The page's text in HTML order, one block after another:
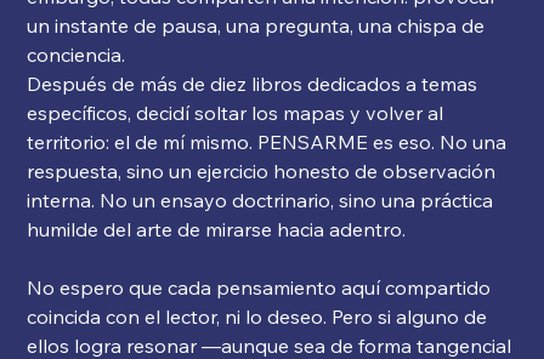
un instante de pausa, una pregunta, una chispa de
conciencia.
Después de más de diez libros dedicados a temas
específicos, decidí soltar los mapas y volver al
territorio: el de mí mismo. PENSARME es eso. No una
respuesta, sino un ejercicio honesto de observación
interna. No un ensayo doctrinario, sino una práctica
humilde del arte de mirarse hacia adentro.
No espero que cada pensamiento aquí compartido
coincida con el lector, ni lo deseo. Pero si alguno de
ellos logra resonar —aunque sea de forma tangencial